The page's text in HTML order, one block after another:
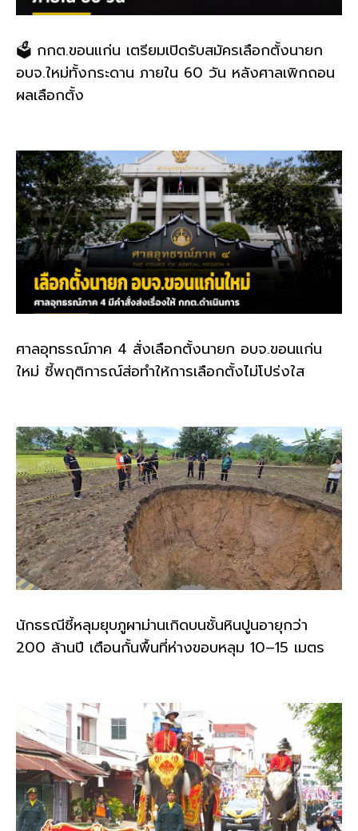
🗳️ กกต.ขอนแก่น เตรียมเปิดรับสมัครเลือกตั้งนายก
อบจ.ใหม่ทั้งกระดาน ภายใน 60 วัน หลังศาลเพิกถอน
ผลเลือกตั้ง
ศาลอุทธรณ์ภาค 4 สั่งเลือกตั้งนายก อบจ.ขอนแก่น
ใหม่ ชี้พฤติการณ์ส่อทำให้การเลือกตั้งไม่โปร่งใส
นักธรณีชี้หลุมยุบภูผาม่านเกิดบนชั้นหินปูนอายุกว่า
200 ล้านปี เตือนกั้นพื้นที่ห่างขอบหลุม 10–15 เมตร